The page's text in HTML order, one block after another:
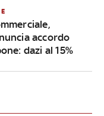
accordo
dazi al 15%